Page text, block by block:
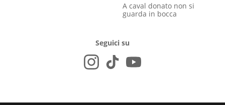
A caval donato non si
guarda in bocca
Seguici su